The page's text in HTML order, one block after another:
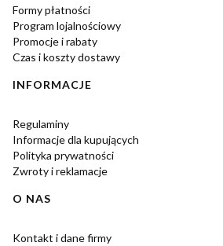
Formy płatności
Program lojalnościowy
Promocje i rabaty
Czas i koszty dostawy
INFORMACJE
Regulaminy
Informacje dla kupujących
Polityka prywatności
Zwroty i reklamacje
O NAS
Kontakt i dane firmy